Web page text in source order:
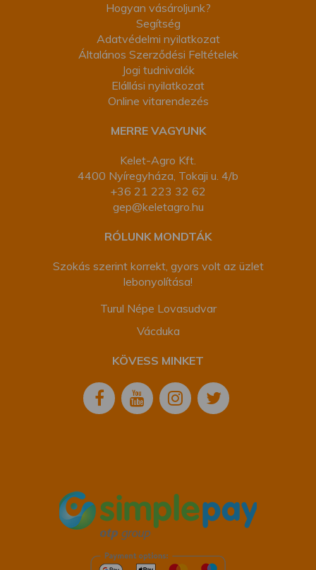
Hogyan vásároljunk?
Segítség
Adatvédelmi nyilatkozat
Általános Szerződési Feltételek
Jogi tudnivalók
Elállási nyilatkozat
Online vitarendezés
MERRE VAGYUNK
Kelet-Agro Kft.
4400 Nyíregyháza, Tokaji u. 4/b
+36 21 223 32 62
gep@keletagro.hu
RÓLUNK MONDTÁK
Szokás szerint korrekt, gyors volt az üzlet
lebonyolítása!
Turul Népe Lovasudvar
Vácduka
KÖVESS MINKET